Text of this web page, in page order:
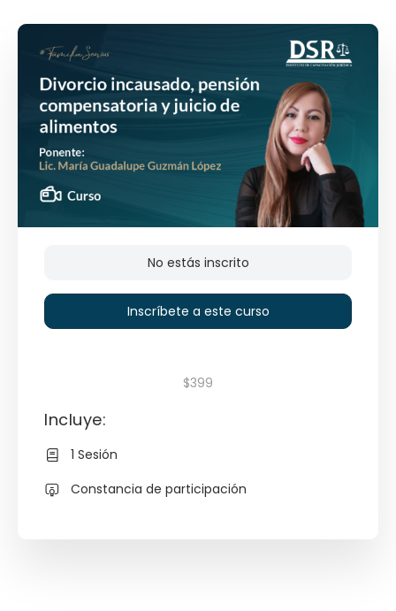
No estás inscrito
Inscríbete a este curso
$399
Incluye:
1 Sesión
Constancia de participación